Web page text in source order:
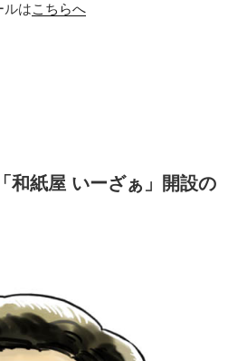
ルはこちらへ
和紙屋 いーざぁ」開設の